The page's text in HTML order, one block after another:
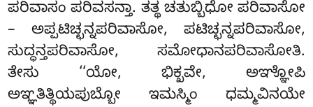
ಪರಿವಾಸಂ ಪರಿವಸನ್ತಾ. ತತ್ಥ ಚತುಬ್ಬಿಧೋ ಪರಿವಾಸೋ
– ಅಪ್ಪಟಿಚ್ಛನ್ನಪರಿವಾಸೋ, ಪಟಿಚ್ಛನ್ನಪರಿವಾಸೋ,
ಸುದ್ಧನ್ತಪರಿವಾಸೋ, ಸಮೋಧಾನಪರಿವಾಸೋತಿ.
ತೇಸು ‘‘ಯೋ, ಭಿಕ್ಖವೇ, ಅಞ್ಞೋಪಿ
ಅಞ್ಞತಿತ್ಥಿಯಪುಬ್ಬೋ ಇಮಸ್ಮಿಂ ಧಮ್ಮವಿನಯೇ